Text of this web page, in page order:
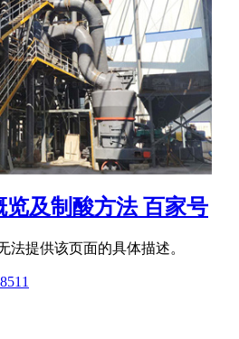
及制酸方法 百家号
法提供该页面的具体描述。